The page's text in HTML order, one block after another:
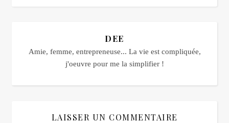
DEE
Amie, femme, entrepreneuse... La vie est compliquée,
j'oeuvre pour me la simplifier !
LAISSER UN COMMENTAIRE